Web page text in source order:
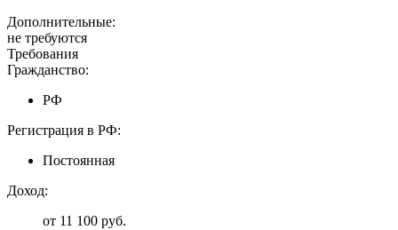
Дополнительные:
не требуются
Требования
Гражданство:
РФ
Регистрация в РФ:
Постоянная
Доход:
от 11 100 руб.